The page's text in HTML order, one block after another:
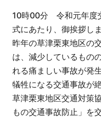
10時00分 令和元年度
式にあたり、御挨拶しま
昨年の草津栗東地区の
は、減少しているもの
れる痛ましい事故が発
犠牲になる交通事故が
草津栗東地区交通対策
もの交通事故防止」を